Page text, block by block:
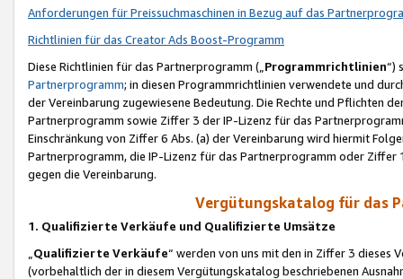
Anforderungen für Preissuchmaschinen in Bezug auf das
Richtlinien für das Creator Ads Boost-Programm
Diese Richtlinien für das Partnerprogramm („Programmrichtlinien“)
Partnerprogramm; in diesen Programmrichtlinien verwendete und
der Vereinbarung zugewiesene Bedeutung. Die Rechte und Pflichten
Partnerprogramm sowie Ziffer 3 der IP-Lizenz für das
Einschränkung von Ziffer 6 Abs. (a) der Vereinbarung wird hiermit
Partnerprogramm, die IP-Lizenz für das Partnerprogramm oder
gegen die Vereinbarung.
Vergütungskatalog für das
1. Qualifizierte Verkäufe und Qualifizierte Umsätze
Qualifizierte Verkäufe“ werden von uns mit den in Ziffer 3
(vorbehaltlich der in diesem Vergütungskatalog beschriebenen